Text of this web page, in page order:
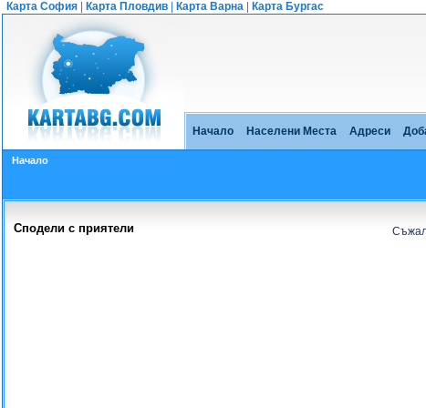
Карта София Карта Пловдив Карта Варна Карта Бургас
Начало Населени Места Адреси
Начало
Сподели с приятели